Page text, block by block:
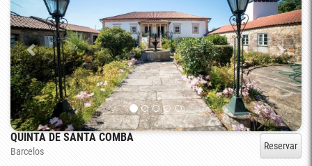
QUINTA DE SANTA COMBA
Barcelos Reservar